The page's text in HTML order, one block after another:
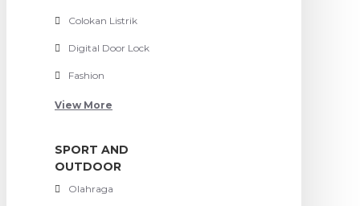
Colokan Listrik
Digital Door Lock
Fashion
View More
SPORT AND
OUTDOOR
Olahraga